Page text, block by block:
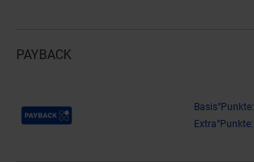
PAYBACK
Payback Punkte Basis°Punkte:
Extra°Punkte: